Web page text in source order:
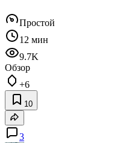
Простой
12 мин
9.7K
Обзор
+6
10
3